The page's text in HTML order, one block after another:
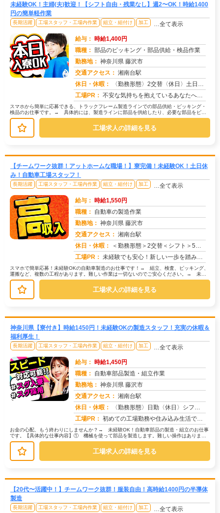
未経験OK！主婦(夫)歓迎！【シフト自由・残業なし】週2〜OK！時給1400
円の簡単軽作業
長期活躍 工場スタッフ・工場内作業 組立・組付け 加工 …全て表示
給与： 時給1,400円
職種： 部品のピッキング・部品供給・検品作業
勤務地： 神奈川県 藤沢市
交通アクセス： 湘南台駅
休日・休暇：
〈勤務形態〉2交替〈休日〉土日★ＧＷ★夏季休暇★冬季休暇★年末年始
工場PR： 不安な気持ちを抱えているあなたへ。株式会社京栄センターでは、未経験の方でも安心してスタートできる環境を用意していま...
スマホから簡単に応募できる、トラックフレーム製造ラインでの部品供給・ピッキング・
検品のお仕事です。→ 具体的には、製造ラインに部品を供給したり、必要な部品をピッ
キングして準備したり、完成した部品...
工場求人の詳細を見る
【チームワーク抜群！アットホームな職場！】寮完備！未経験OK！土日休
み！自動車工場スタッフ！
長期活躍 工場スタッフ・工場内作業 組立・組付け 加工 …全て表示
給与： 時給1,550円
職種： 自動車の製造作業
勤務地： 神奈川県 藤沢市
交通アクセス： 湘南台駅
休日・休暇：
＜勤務形態＞2交替＜シフト＞5勤２休＜休日＞土日長期休暇GW 夏季 年末年始
工場PR： 未経験でも安心！新しい一歩を踏み出してみませんか？株式会社京栄センターでは、経験・学歴・スキル一切不問！未経験者が...
スマホで簡単応募！未経験OKの自動車製造のお仕事です！→ 組立、検査、ピッキング、
運搬など、複数の工程があります。難しい作業は一切ないのでご安心ください。→ 未経
験の方、女性の方、10代〜40代...
工場求人の詳細を見る
神奈川県【寮付き】時給1450円！未経験OKの製造スタッフ！充実の休暇＆
福利厚生！
長期活躍 工場スタッフ・工場内作業 組立・組付け 加工 …全て表示
給与： 時給1,450円
職種： 自動車部品製造・組立作業
勤務地： 神奈川県 藤沢市
交通アクセス： 湘南台駅
休日・休暇：
〈勤務形態〉日勤〈休日〉シフト制★ＧＷ★夏季休暇★冬季休暇★年末年始
工場PR： 初めての工場勤務や住み込み生活でも安心！→家具付き寮が完備されているので、鞄一つで入寮OK！初期費用0円ですぐに新...
お金の心配、もう終わりにしませんか？→ 未経験OK！自動車部品の製造・組立のお仕事
です。【具体的な仕事内容】① 機械を使って部品を製造します。難しい操作はありませ
ん。② 製造した部品に傷や汚れが...
工場求人の詳細を見る
【20代〜活躍中！】チームワーク抜群！服装自由！高時給1400円の半導体
製造
長期活躍 工場スタッフ・工場内作業 組立・組付け 加工 …全て表示